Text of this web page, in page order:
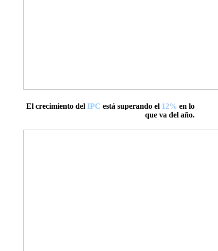
El crecimiento del IPC está superando el 12% en lo
que va del año.